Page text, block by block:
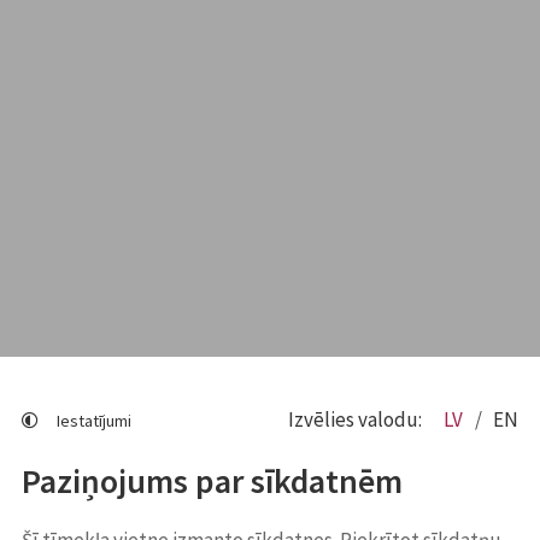
Paziņojums par sīkdatnēm
Iestatījumi Izvēlies valodu: LV EN